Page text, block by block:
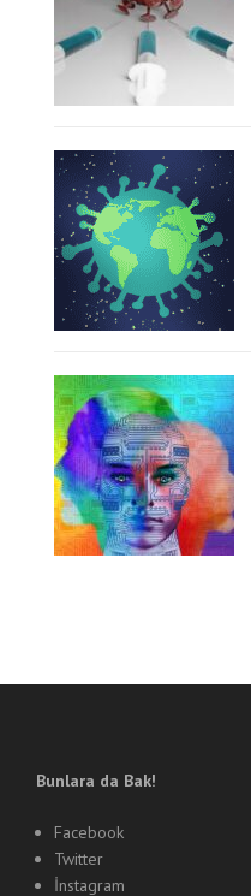
Bunlara da Bak!
Facebook
Twitter
İnstagram